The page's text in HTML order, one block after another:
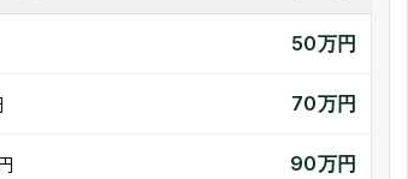
50万円
70万円
90万円